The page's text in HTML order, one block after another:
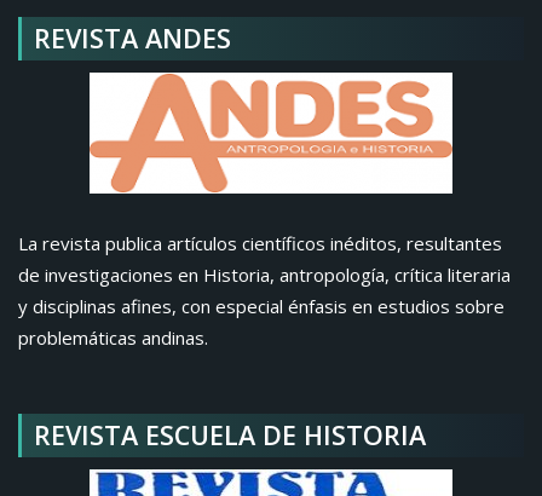
REVISTA ANDES
La revista publica artículos científicos inéditos, resultantes
de investigaciones en Historia, antropología, crítica literaria
y disciplinas afines, con especial énfasis en estudios sobre
problemáticas andinas.
REVISTA ESCUELA DE HISTORIA